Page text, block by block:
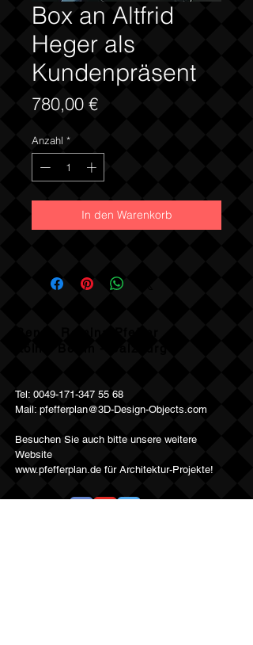
Box an Altfrid
Heger als
Kundenpräsent
780,00 €Preis
Anzahl *
In den Warenkorb
Tel: 0049-171-347 55 68
Mail: pfefferplan@3D-Design-Objects.com
Besuchen Sie auch bitte unsere weitere
Website
www.pfefferplan.de für Architektur-Projekte!